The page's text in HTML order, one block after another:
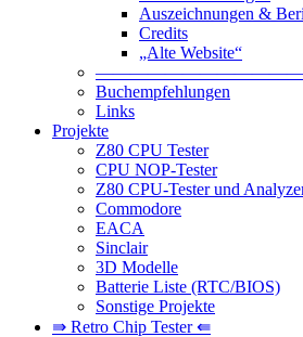
Auszeichnungen &
Credits
„Alte Website“
Buchempfehlungen
Links
Projekte
Z80 CPU Tester
CPU NOP-Tester
Z80 CPU-Tester und
Commodore
EACA
Sinclair
3D Modelle
Batterie Liste (RTC/BIOS)
Sonstige Projekte
⇛ Retro Chip Tester ⇚